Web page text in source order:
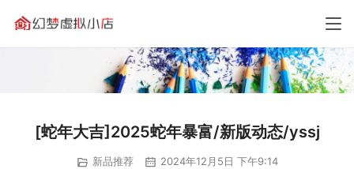
[蛇年大吉]2025蛇年暴富/新版动态/yssj
新品推荐 2024年12月5日 下午9:14